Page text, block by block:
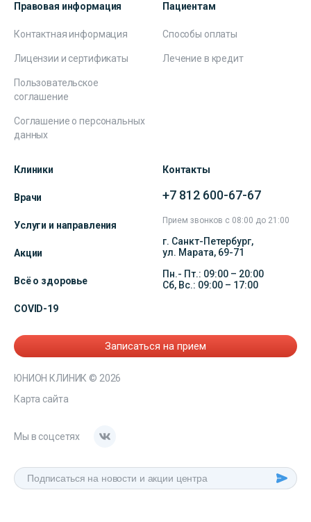
Правовая информация
Контактная информация
Лицензии и сертификаты
Пользовательское
соглашение
Соглашение о персональных
данных
Пациентам
Способы оплаты
Лечение в кредит
Клиники
Врачи
Услуги и направления
Акции
Всё о здоровье
COVID-19
Контакты
+7 812 600-67-67
Прием звонков с 08:00 до 21:00
г. Санкт-Петербург,
ул. Марата, 69-71
Пн.- Пт.: 09:00 – 20:00
Сб, Вс.: 09:00 – 17:00
Записаться на прием
ЮНИОН КЛИНИК © 2026
Карта сайта
Мы в соцсетях